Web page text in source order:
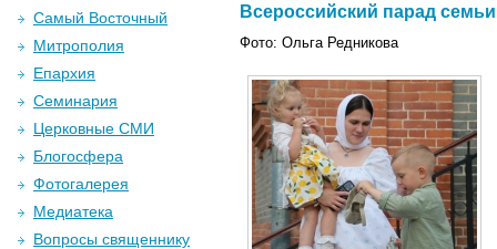
Всероссийский парад
Фото: Ольга Редникова
Самый Восточный
Митрополия
Епархия
Семинария
Церковные СМИ
Блогосфера
Фотогалерея
Медиатека
Вопросы священнику